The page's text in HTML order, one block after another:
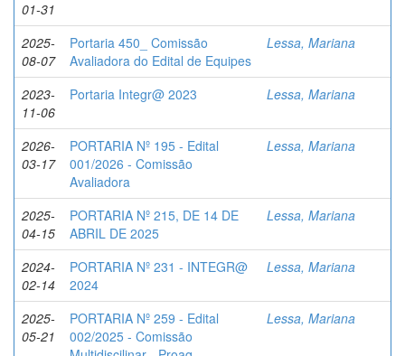
01-31
2025-
08-07
Portaria 450_ Comissão
Avaliadora do Edital de Equipes
Lessa, Mariana
2023-
11-06
Portaria Integr@ 2023 Lessa, Mariana
2026-
03-17
PORTARIA Nº 195 - Edital
001/2026 - Comissão
Avaliadora
Lessa, Mariana
2025-
04-15
PORTARIA Nº 215, DE 14 DE
ABRIL DE 2025
Lessa, Mariana
2024-
02-14
PORTARIA Nº 231 - INTEGR@
2024
Lessa, Mariana
2025-
05-21
PORTARIA Nº 259 - Edital
002/2025 - Comissão
Lessa, Mariana